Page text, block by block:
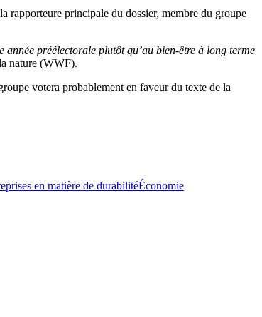
rapporteure principale du dossier, membre du groupe
préélectorale plutôt qu’au bien-être à long terme
nature (WWF).
votera probablement en faveur du texte de la
en matière de durabilitéÉconomie